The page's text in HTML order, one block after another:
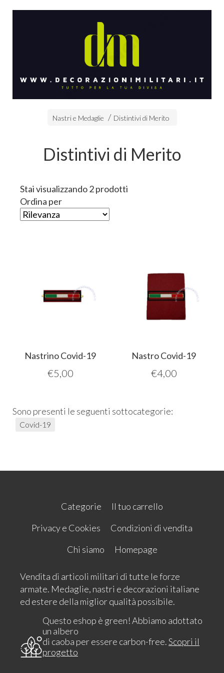
Nastri e Medaglie Distintivi di Merito
Distintivi di Merito
Stai visualizzando 2 prodotti
Ordina per
Nastrino Covid-19
€5,00
Nastro Covid-19
€4,00
Sono presenti le seguenti sottocategorie:
Covid-19
Categorie
Il tuo carrello
Privacy e Cookies
Condizioni di vendita
Chi siamo
Homepage
Vendita di articoli militari di tutte le forze
armate. Medaglie, nastri e decorazioni italiane
ed estere della miglior qualità possibile.
Questo eshop è green! Abbiamo adottato
un albero
di caoba per essere carbon-free.Scopri il
progetto